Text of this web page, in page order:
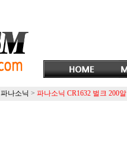
파나소닉 > 파나소닉 CR1632 벌크 200알